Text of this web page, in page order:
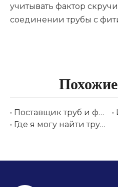
учитывать фактор
соединении трубы с
Поставщик труб и фитингов из нержавеющей стали на выставке Tube Düsseldorf 2026 | Хуашан Сталь
Где я могу найти трубки из нержавеющей стали AMS авиационного класса для немедленной оптовой поставки?